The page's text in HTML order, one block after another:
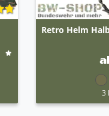
*
Retro Helm
3